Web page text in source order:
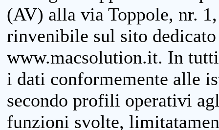
(AV) alla via Toppole, nr.
rinvenibile sul sito
www.macsolution.it. In
i dati conformemente alle
secondo profili operativi
funzioni svolte,